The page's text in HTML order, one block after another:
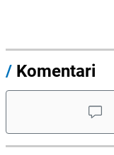
/ Komentari